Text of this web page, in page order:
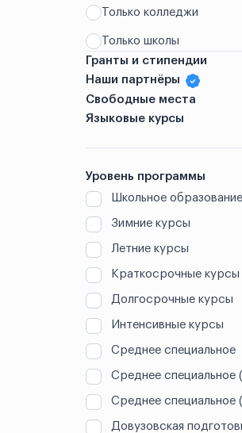
Бэнбу
Вэйхай
Гонконг
Гуанчжоу
Гуаньхань
Гуйян
Только колледжи
Только школы
Гранты и стипендии
Наши партнёры
Свободные места
Языковые курсы
Уровень программы
Школьное образование
Зимние курсы
Летние курсы
Краткосрочные курсы
Долгосрочные курсы
Интенсивные курсы
Среднее специальное
Среднее специальное
Среднее специальное
Довузовская